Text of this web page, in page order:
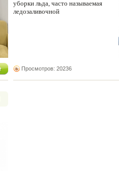
уборки льда, часто называемая
ледозаливочной
Просмотров: 20236